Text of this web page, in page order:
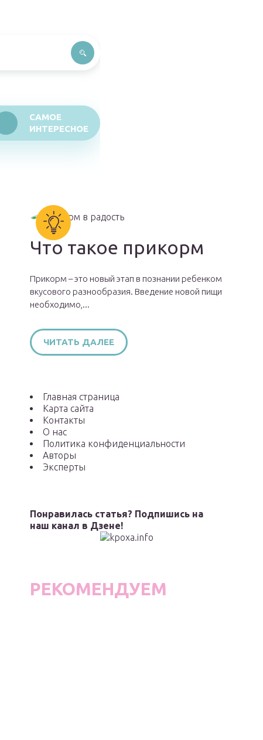
САМОЕ
ИНТЕРЕСНОЕ
Что такое прикорм
Прикорм – это новый этап в познании ребенком
вкусового разнообразия. Введение новой пищи
необходимо,...
ЧИТАТЬ ДАЛЕЕ
Главная страница
Карта сайта
Контакты
О нас
Политика конфиденциальности
Авторы
Эксперты
Понравилась статья? Подпишись на
наш канал в Дзене!
РЕКОМЕНДУЕМ